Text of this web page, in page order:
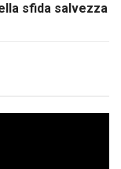
sfida salvezza